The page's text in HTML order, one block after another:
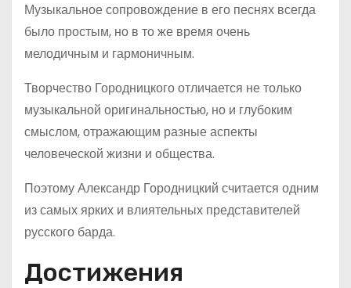
Музыкальное сопровождение в его песнях всегда
было простым, но в то же время очень
мелодичным и гармоничным.
Творчество Городницкого отличается не только
музыкальной оригинальностью, но и глубоким
смыслом, отражающим разные аспекты
человеческой жизни и общества.
Поэтому Александр Городницкий считается одним
из самых ярких и влиятельных представителей
русского барда.
Достижения